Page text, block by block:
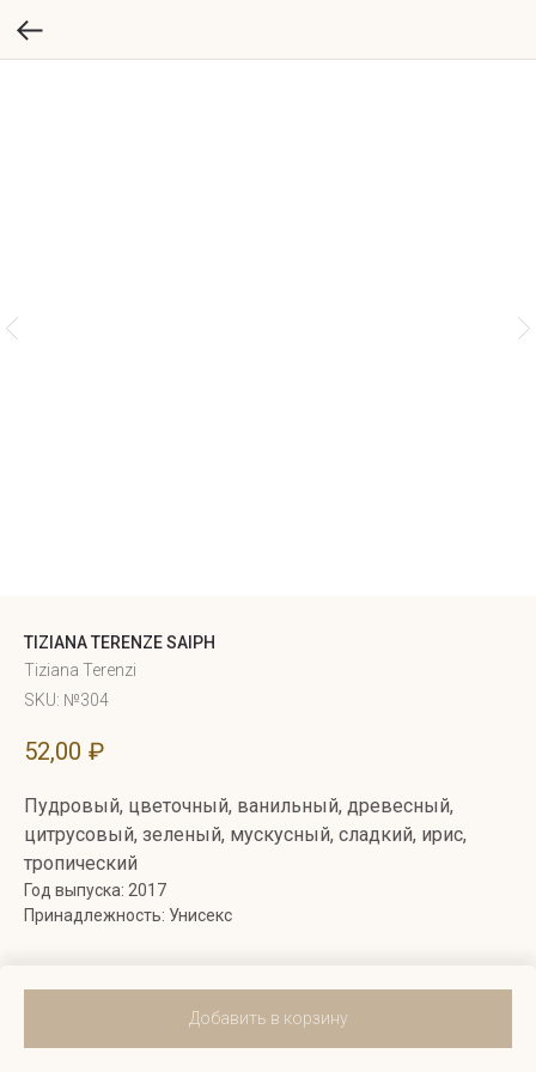
TIZIANA TERENZE SAIPH
Tiziana Terenzi
SKU: №304
52,00 ₽
Добавить в корзину
Пудровый, цветочный, ванильный, древесный,
цитрусовый, зеленый, мускусный, сладкий, ирис,
тропический
Год выпуска: 2017
Принадлежность: Унисекс